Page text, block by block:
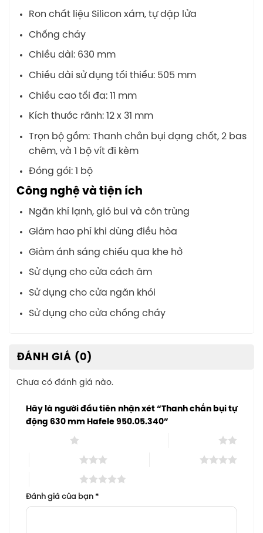
Ron chất liệu Silicon xám, tự dập lửa
Chống cháy
Chiều dài: 630 mm
Chiều dài sử dụng tối thiểu: 505 mm
Chiều cao tối đa: 11 mm
Kích thước rãnh: 12 x 31 mm
Trọn bộ gồm: Thanh chắn bụi dạng chốt, 2 bas
chêm, và 1 bộ vít đi kèm
Đóng gói: 1 bộ
Công nghệ và tiện ích
Ngăn khí lạnh, gió bui và côn trùng
Giảm hao phí khi dùng điều hòa
Giảm ánh sáng chiếu qua khe hở
Sử dụng cho cửa cách âm
Sử dụng cho cửa ngăn khói
Sử dụng cho cửa chống cháy
ĐÁNH GIÁ (0)
Chưa có đánh giá nào.
Hãy là người đầu tiên nhận xét “Thanh chắn bụi tự
động 630 mm Hafele 950.05.340”
Đánh giá của bạn *